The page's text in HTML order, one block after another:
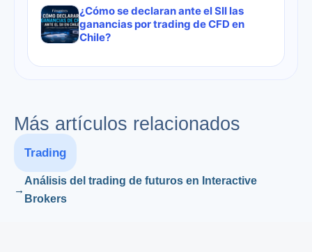
¿Cómo se declaran ante el SII las
ganancias por trading de CFD en
Chile?
Más artículos relacionados
Trading
Análisis del trading de futuros en Interactive
Brokers